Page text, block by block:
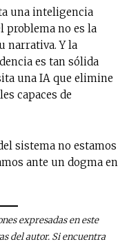
una inteligencia
problema no es la
narrativa. Y la
es tan sólida
una IA que elimine
capaces de
sistema no estamos
ante un dogma en
expresadas en este
del autor. Si encuentra